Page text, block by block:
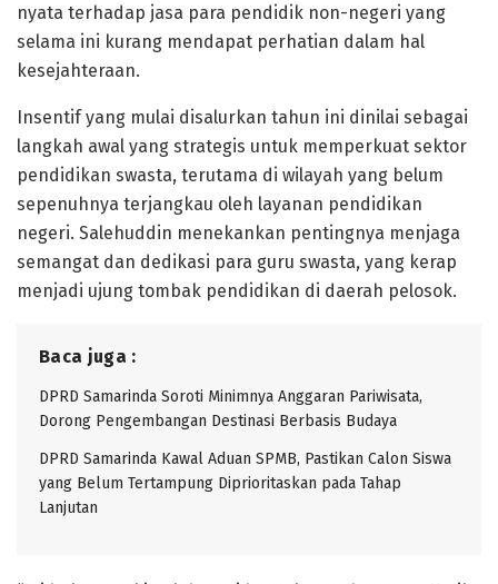
nyata terhadap jasa para pendidik non-negeri yang
selama ini kurang mendapat perhatian dalam hal
kesejahteraan.
Insentif yang mulai disalurkan tahun ini dinilai sebagai
langkah awal yang strategis untuk memperkuat sektor
pendidikan swasta, terutama di wilayah yang belum
sepenuhnya terjangkau oleh layanan pendidikan
negeri. Salehuddin menekankan pentingnya menjaga
semangat dan dedikasi para guru swasta, yang kerap
menjadi ujung tombak pendidikan di daerah pelosok.
Baca juga :
DPRD Samarinda Soroti Minimnya Anggaran Pariwisata,
Dorong Pengembangan Destinasi Berbasis Budaya
DPRD Samarinda Kawal Aduan SPMB, Pastikan Calon Siswa
yang Belum Tertampung Diprioritaskan pada Tahap
Lanjutan